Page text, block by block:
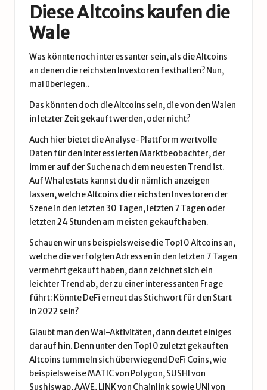
Diese Altcoins kaufen die
Wale
Was könnte noch interessanter sein, als die Altcoins
an denen die reichsten Investoren festhalten? Nun,
mal überlegen..
Das könnten doch die Altcoins sein, die von den Walen
in letzter Zeit gekauft werden, oder nicht?
Auch hier bietet die Analyse-Plattform wertvolle
Daten für den interessierten Marktbeobachter, der
immer auf der Suche nach dem neuesten Trend ist.
Auf Whalestats kannst du dir nämlich anzeigen
lassen, welche Altcoins die reichsten Investoren der
Szene in den letzten 30 Tagen, letzten 7 Tagen oder
letzten 24 Stunden am meisten gekauft haben.
Schauen wir uns beispielsweise die Top10 Altcoins an,
welche die verfolgten Adressen in den letzten 7 Tagen
vermehrt gekauft haben, dann zeichnet sich ein
leichter Trend ab, der zu einer interessanten Frage
führt: Könnte DeFi erneut das Stichwort für den Start
in 2022 sein?
Glaubt man den Wal-Aktivitäten, dann deutet einiges
darauf hin. Denn unter den Top10 zuletzt gekauften
Altcoins tummeln sich überwiegend DeFi Coins, wie
beispielsweise MATIC von Polygon, SUSHI von
Sushiswap,AAVE, LINK von Chainlinksowie UNI von